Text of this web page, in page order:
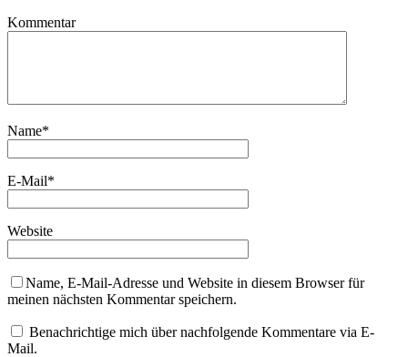
Kommentar
Name*
E-Mail*
Website
Name, E-Mail-Adresse und Website in diesem Browser für
meinen nächsten Kommentar speichern.
Benachrichtige mich über nachfolgende Kommentare via E-
Mail.